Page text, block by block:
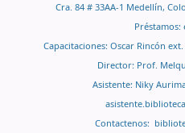
Cra. 84 # 33AA-1 Medellín,
Préstamos:
Capacitaciones: Oscar Rincón ext.
Director: Prof.
Asistente: Niky
Contactenos: